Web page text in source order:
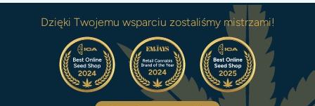
Dzięki Twojemu wsparciu zostaliśmy mistrzami!